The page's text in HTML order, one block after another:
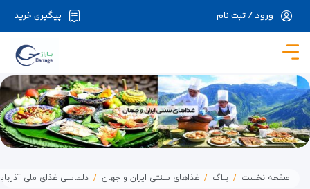
در حال حاضر ارتباط با سرور قطع می باشد لطفا
پیگیری خرید ورود / ثبت نام
صفحه نخست بلاگ غذاهای سنتی ایران و جهان دلماسی غذای ملی